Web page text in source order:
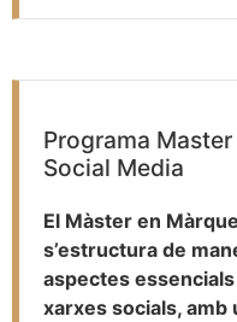
Programa
Social Media
El Màster en
s’estructura de
aspectes
xarxes socials,